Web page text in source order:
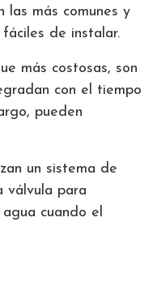
las más comunes y
fáciles de instalar.
más costosas, son
con el tiempo
pueden
un sistema de
válvula para
cuando el